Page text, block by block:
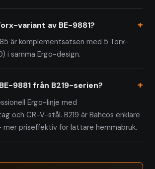
variant av BE-9881?
är komplementsatsen med 5 Torx-
i samma Ergo-design.
9881 från B219-serien?
Ergo-linje med
och CR-V-stål. B219 är Bahcos enklare
mer priseffektiv för lättare hemmabruk.